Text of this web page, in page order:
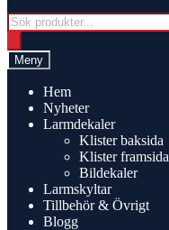
Products
search
Meny
Hem
Nyheter
Larmdekaler
Klister baksida
Klister framsida
Bildekaler
Larmskyltar
Tillbehör & Övrigt
Blogg